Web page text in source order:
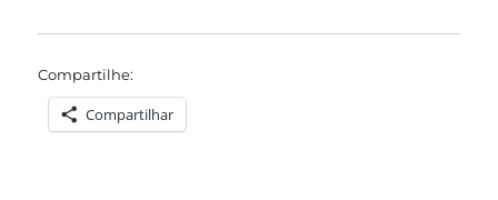
Compartilhe:
Compartilhar